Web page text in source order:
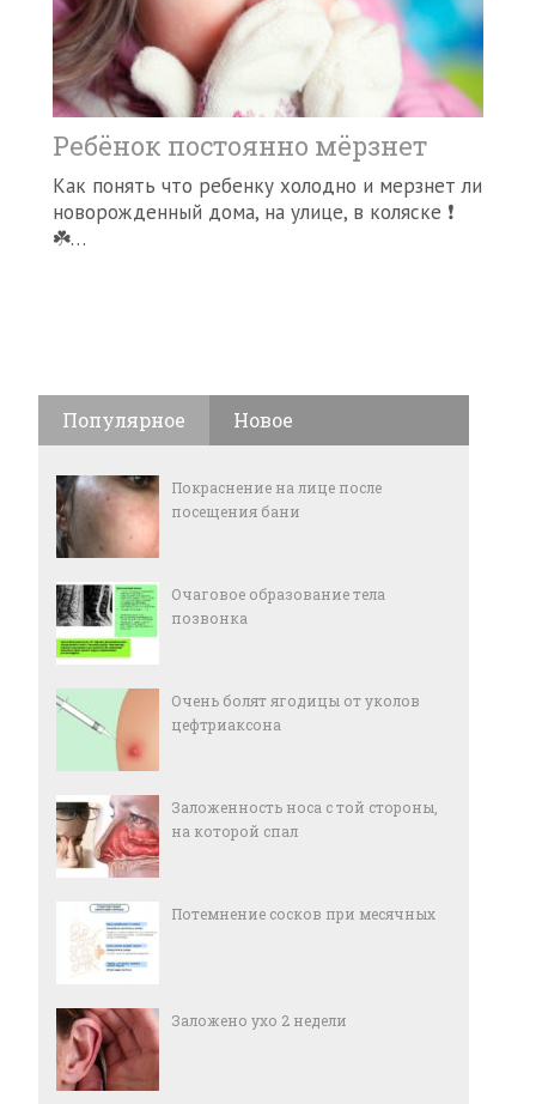
Ребёнок постоянно мёрзнет
Как понять что ребенку холодно и мерзнет ли
новорожденный дома, на улице, в коляске ❗️
☘️…
Популярное Новое
Покраснение на лице после
посещения бани
Очаговое образование тела
позвонка
Очень болят ягодицы от уколов
цефтриаксона
Заложенность носа с той стороны,
на которой спал
Потемнение сосков при месячных
Заложено ухо 2 недели